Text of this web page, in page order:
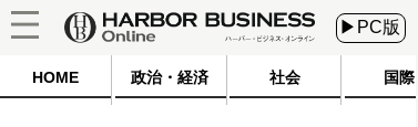
▶PC版
HOME 政治・経済 社会 国際